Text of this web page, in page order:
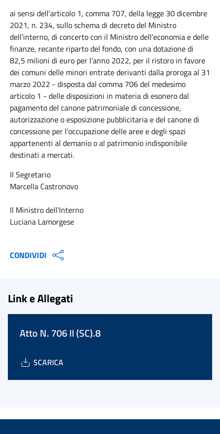
ai sensi dell’articolo 1, comma 707, della legge 30 dicembre
2021, n. 234, sullo schema di decreto del Ministro
dell’interno, di concerto con il Ministro dell’economia e delle
finanze, recante riparto del fondo, con una dotazione di
82,5 milioni di euro per l’anno 2022, per il ristoro in favore
dei comuni delle minori entrate derivanti dalla proroga al 31
marzo 2022 - disposta dal comma 706 del medesimo
articolo 1 - delle disposizioni in materia di esonero dal
pagamento del canone patrimoniale di concessione,
autorizzazione o esposizione pubblicitaria e del canone di
concessione per l’occupazione delle aree e degli spazi
appartenenti al demanio o al patrimonio indisponibile
destinati a mercati.
Il Segretario
Marcella Castronovo
Il Ministro dell’Interno
Luciana Lamorgese
CONDIVIDI
Link e Allegati
Atto N. 706 II (SC).8
SCARICA